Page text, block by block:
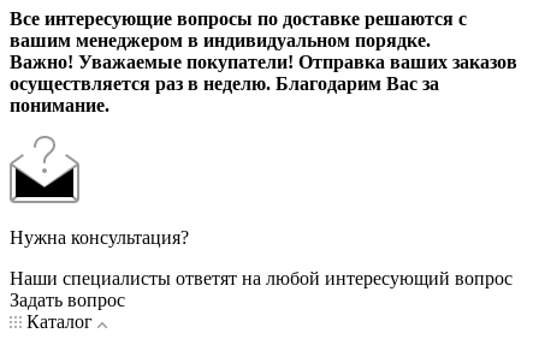
Все интересующие вопросы по доставке решаются с
вашим менеджером в индивидуальном порядке.
Важно! Уважаемые покупатели! Отправка ваших заказов
осуществляется раз в неделю. Благодарим Вас за
понимание.
Нужна консультация?
Наши специалисты ответят на любой интересующий вопрос
Задать вопрос
Каталог